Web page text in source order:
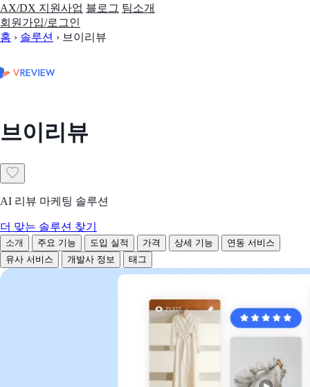
AX/DX 지원사업 블로그 팀소개
회원가입/로그인
홈 › 솔루션 › 브이리뷰
브이리뷰
AI 리뷰 마케팅 솔루션
더 맞는 솔루션 찾기
소개 주요 기능 도입 실적 가격 상세 기능
연동 서비스
유사 서비스
개발사 정보 태그